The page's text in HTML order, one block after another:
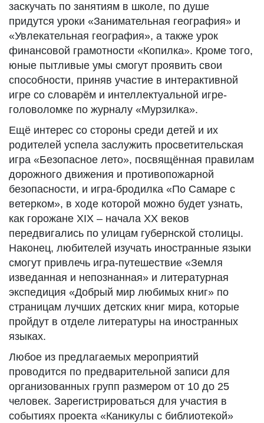
заскучать по занятиям в школе, по душе
придутся уроки «Занимательная география» и
«Увлекательная география», а также урок
финансовой грамотности «Копилка». Кроме того,
юные пытливые умы смогут проявить свои
способности, приняв участие в интерактивной
игре со словарём и интеллектуальной игре-
головоломке по журналу «Мурзилка».
Ещё интерес со стороны среди детей и их
родителей успела заслужить просветительская
игра «Безопасное лето», посвящённая правилам
дорожного движения и противопожарной
безопасности, и игра-бродилка «По Самаре с
ветерком», в ходе которой можно будет узнать,
как горожане XIX – начала XX веков
передвигались по улицам губернской столицы.
Наконец, любителей изучать иностранные языки
смогут привлечь игра-путешествие «Земля
изведанная и непознанная» и литературная
экспедиция «Добрый мир любимых книг» по
страницам лучших детских книг мира, которые
пройдут в отделе литературы на иностранных
языках.
Любое из предлагаемых мероприятий
проводится по предварительной записи для
организованных групп размером от 10 до 25
человек. Зарегистрироваться для участия в
событиях проекта «Каникулы с библиотекой»